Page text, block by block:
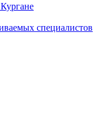
специалистов